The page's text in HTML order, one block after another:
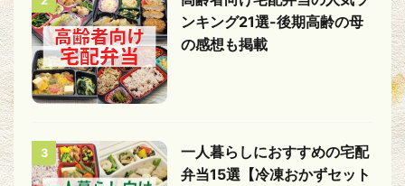
ンキング21選-後期高齢の母
の感想も掲載
3
一人暮らしにおすすめの宅配
弁当15選【冷凍おかずセット